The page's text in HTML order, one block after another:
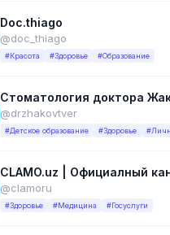
Doc.thiago
@doc_thiago
#Красота #Здоровье #Образование
@drzhakovtver
#Детское образование #Здоровье
CLAMO.uz | Официалный
@clamoru
#Здоровье #Медицина #Госуслуги